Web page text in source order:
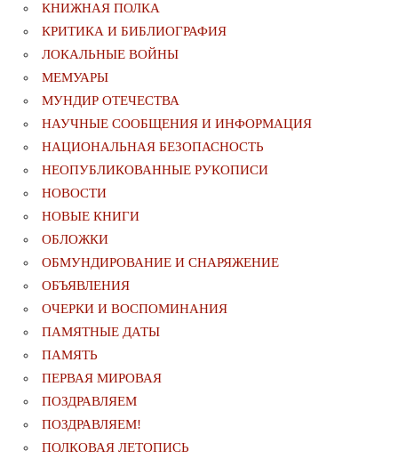
КНИЖНАЯ ПОЛКА
КРИТИКА И БИБЛИОГРАФИЯ
ЛОКАЛЬНЫЕ ВОЙНЫ
МЕМУАРЫ
МУНДИР ОТЕЧЕСТВА
НАУЧНЫЕ СООБЩЕНИЯ И ИНФОРМАЦИЯ
НАЦИОНАЛЬНАЯ БЕЗОПАСНОСТЬ
НЕОПУБЛИКОВАННЫЕ РУКОПИСИ
НОВОСТИ
НОВЫЕ КНИГИ
ОБЛОЖКИ
ОБМУНДИРОВАНИЕ И СНАРЯЖЕНИЕ
ОБЪЯВЛЕНИЯ
ОЧЕРКИ И ВОСПОМИНАНИЯ
ПАМЯТНЫЕ ДАТЫ
ПАМЯТЬ
ПЕРВАЯ МИРОВАЯ
ПОЗДРАВЛЯЕМ
ПОЗДРАВЛЯЕМ!
ПОЛКОВАЯ ЛЕТОПИСЬ